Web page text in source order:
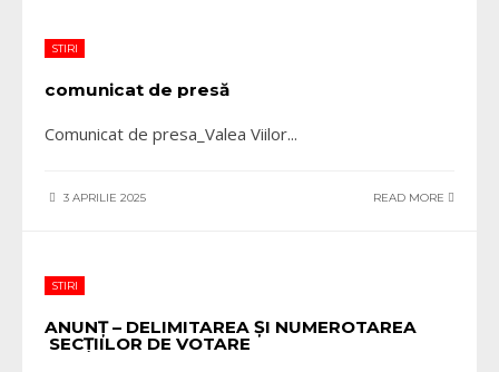
STIRI
comunicat de presă
Comunicat de presa_Valea Viilor...
3 APRILIE 2025 READ MORE
STIRI
ANUNȚ – DELIMITAREA ȘI NUMEROTAREA
SECȚIILOR DE VOTARE